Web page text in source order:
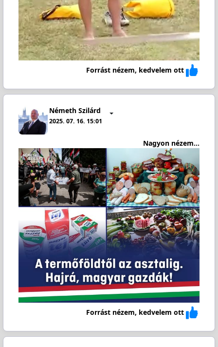
Forrást nézem, kedvelem ott
Németh Szilárd
2025. 07. 16. 15:01
Nagyon nézem...
Forrást nézem, kedvelem ott